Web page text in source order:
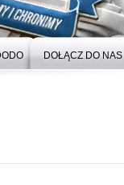
DOŁĄCZ DO NAS